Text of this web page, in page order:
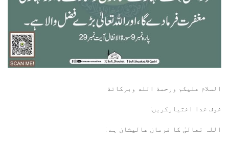
السلام عليكم ورحمة الله وبركاتة
خوف خدا اختیارکریں:
اللہ تعالیٰ کا فرمان عالیشان ہے :